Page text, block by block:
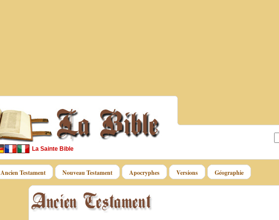
La Sainte Bible
Ancien Testament Nouveau Testament Apocryphes Versions Géographie